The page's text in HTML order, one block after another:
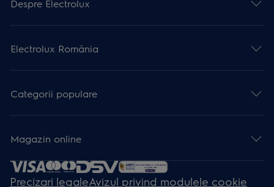
Despre Electrolux
Electrolux România
Categorii populare
Magazin online
Precizari legaleAvizul privind modulele cookie